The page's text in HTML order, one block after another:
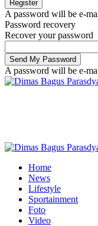
A password will be e-
Password recovery
Recover your password
A password will be e-
Home
News
Lifestyle
Sportainment
Foto
Video